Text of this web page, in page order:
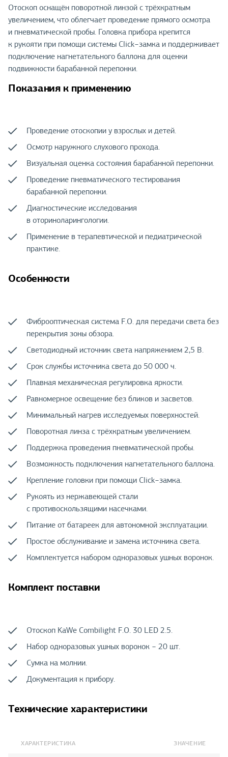
Отоскоп оснащён поворотной линзой с трёхкратным
увеличением, что облегчает проведение прямого осмотра
и пневматической пробы. Головка прибора крепится
к рукояти при помощи системы Click−замка и поддерживает
подключение нагнетательного баллона для оценки
подвижности барабанной перепонки.
Показания к применению
Проведение отоскопии у взрослых и детей.
Осмотр наружного слухового прохода.
Визуальная оценка состояния барабанной перепонки.
Проведение пневматического тестирования
барабанной перепонки.
Диагностические исследования
в оториноларингологии.
Применение в терапевтической и педиатрической
практике.
Особенности
Фиброоптическая система F.O. для передачи света без
перекрытия зоны обзора.
Светодиодный источник света напряжением 2,5 В.
Срок службы источника света до 50 000 ч.
Плавная механическая регулировка яркости.
Равномерное освещение без бликов и засветов.
Минимальный нагрев исследуемых поверхностей.
Поворотная линза с трёхкратным увеличением.
Поддержка проведения пневматической пробы.
Возможность подключения нагнетательного баллона.
Крепление головки при помощи Click−замка.
Рукоять из нержавеющей стали
с противоскользящими насечками.
Питание от батареек для автономной эксплуатации.
Простое обслуживание и замена источника света.
Комплектуется набором одноразовых ушных воронок.
Комплект поставки
Отоскоп KaWe Combilight F.O. 30 LED 2.5.
Набор одноразовых ушных воронок − 20 шт.
Сумка на молнии.
Документация к прибору.
Технические характеристики
ХАРАКТЕРИСТИКА ЗНАЧЕНИЕ